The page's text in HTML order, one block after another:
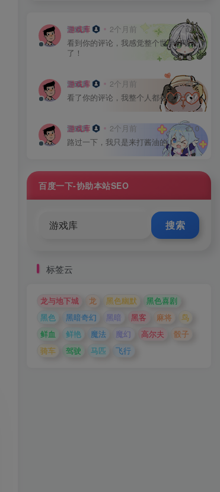
游戏库 2个月前
0
看到你的评论，我感觉整个世界都明亮
了！
游戏库 2个月前
0
看了你的评论，我整个人都被治愈了！
游戏库 2个月前
0
路过一下，我只是来打酱油的！
百度一下-协助本站SEO
搜索
标签云
龙与地下城 龙 黑色幽默
黑色喜剧
黑色
黑暗奇幻 黑暗 黑客 麻将
鸟
鲜血
鲜艳 魔法 魔幻 高尔夫
骰子
骑车
驾驶 马匹 飞行